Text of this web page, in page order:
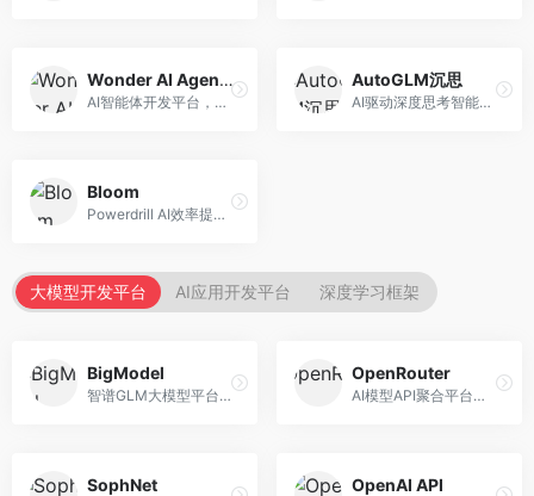
Wonder AI Agents
AI智能体开发平台，专注于低代码智能体创建。面向开发者，提供可视化开发、模板库、部署服务等功能，开发门槛低。
AutoGLM沉思
AI驱动深度思考智能体，专注于复杂推理任务。面向高级用户，提供深度分析、逻辑推理、决策支持等服务，推理能力强。
Bloom
Powerdrill AI效率提升平台，专注于企业智能化。面向企业用户，提供智能体创建、流程自动化、数据分析等服务，企业效率提升显著。
大模型开发平台 AI应用开发平台 深度学习框架
BigModel
智谱GLM大模型平台，提供API调用与模型服务。面向开发者和企业用户，提供GLM系列模型API、微调服务、应用开发工具等，开源生态完善。
OpenRouter
AI模型API聚合平台，整合多种主流大模型。面向开发者，提供统一API接口、模型对比、成本优化等服务，模型选择灵活。
SophNet OpenAI API